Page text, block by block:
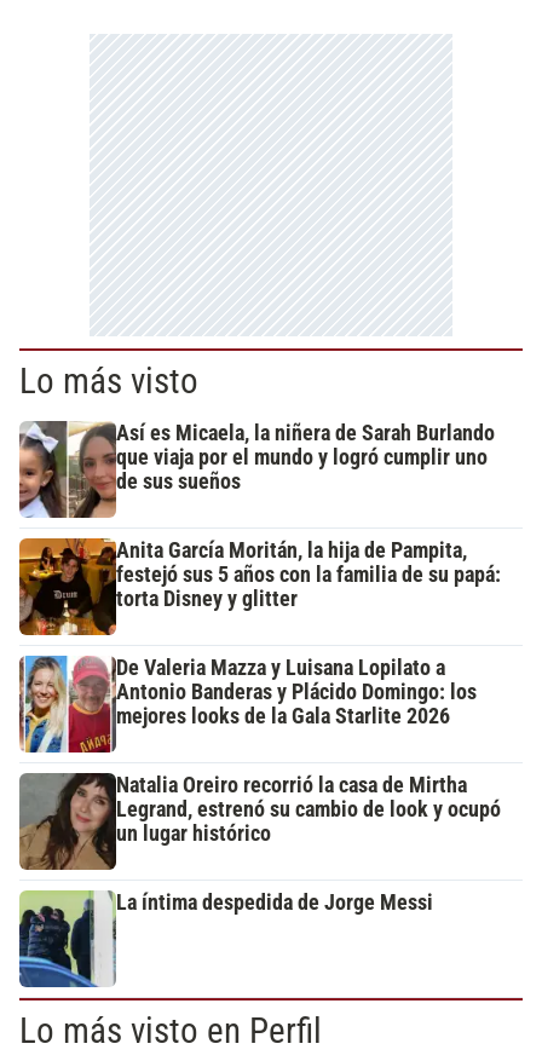
Lo más visto
Así es Micaela, la niñera de Sarah Burlando
que viaja por el mundo y logró cumplir uno
de sus sueños
Anita García Moritán, la hija de Pampita,
festejó sus 5 años con la familia de su papá:
torta Disney y glitter
De Valeria Mazza y Luisana Lopilato a
Antonio Banderas y Plácido Domingo: los
mejores looks de la Gala Starlite 2026
Natalia Oreiro recorrió la casa de Mirtha
Legrand, estrenó su cambio de look y ocupó
un lugar histórico
La íntima despedida de Jorge Messi
Lo más visto en Perfil